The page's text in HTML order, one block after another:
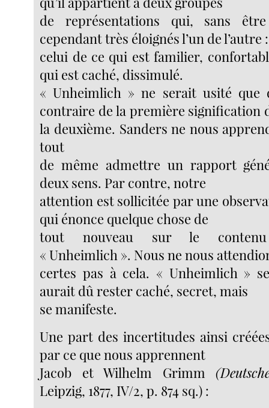
de représentations qui, sans
cependant très éloignés l’un de l’autre :
celui de ce qui est familier,
qui est caché, dissimulé.
« Unheimlich » ne serait usité que
contraire de la première signification
la deuxième. Sanders ne nous
tout
de même admettre un rapport
deux sens. Par contre, notre
attention est sollicitée par une
qui énonce quelque chose de
tout nouveau sur le
« Unheimlich ». Nous ne nous
certes pas à cela. « Unheimlich »
aurait dû rester caché, secret, mais
se manifeste.
Une part des incertitudes ainsi
par ce que nous apprennent
Jacob et Wilhelm Grimm
Leipzig, 1877, IV/2, p. 874 sq.) :